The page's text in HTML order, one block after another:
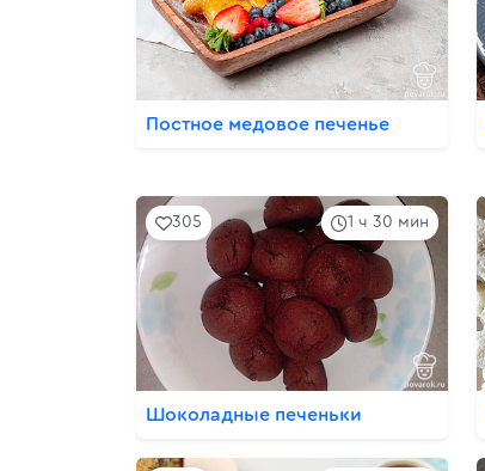
Постное медовое печенье
1 ч 30 мин
305
Шоколадные печеньки